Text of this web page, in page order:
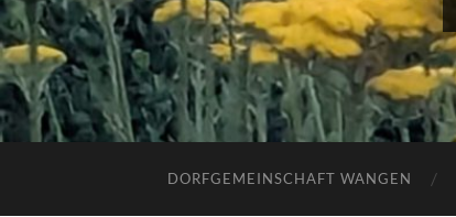
DORFGEMEINSCHAFT WANGEN